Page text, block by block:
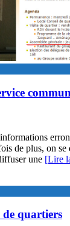
de plus, on
une [Lire
de quartiers